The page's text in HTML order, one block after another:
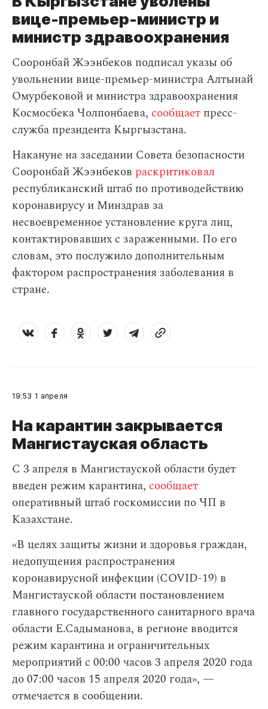
вице-премьер-министр и
министр здравоохранения
Сооронбай Жээнбеков подписал указы об
увольнении вице-премьер-министра Алтынай
Омурбековой и министра здравоохранения
Космосбека Чолпонбаева, сообщает пресс-
служба президента Кыргызстана.
Накануне на заседании Совета безопасности
Сооронбай Жээнбеков раскритиковал
республиканский штаб по противодействию
коронавирусу и Минздрав за
несвоевременное установление круга лиц,
контактировавших с зараженными. По его
словам, это послужило дополнительным
фактором распространения заболевания в
стране.
19:53 1 апреля
На карантин закрывается
Мангистауская область
С 3 апреля в Мангистауской области будет
введен режим карантина, сообщает
оперативный штаб госкомиссии по ЧП в
Казахстане.
«В целях защиты жизни и здоровья граждан,
недопущения распространения
коронавирусной инфекции (COVID-19) в
Мангистауской области постановлением
главного государственного санитарного врача
области Е.Садыманова, в регионе вводится
режим карантина и ограничительных
мероприятий с 00:00 часов 3 апреля 2020 года
до 07:00 часов 15 апреля 2020 года», —
отмечается в сообщении.